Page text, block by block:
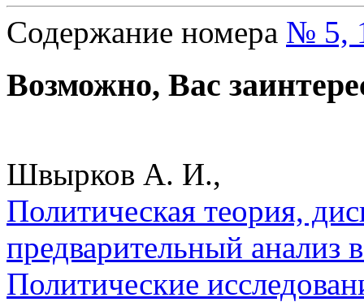
Содержание номера № 5,
Возможно, Вас
Швырков А. И.,
Политическая теория,
предварительный
Политические